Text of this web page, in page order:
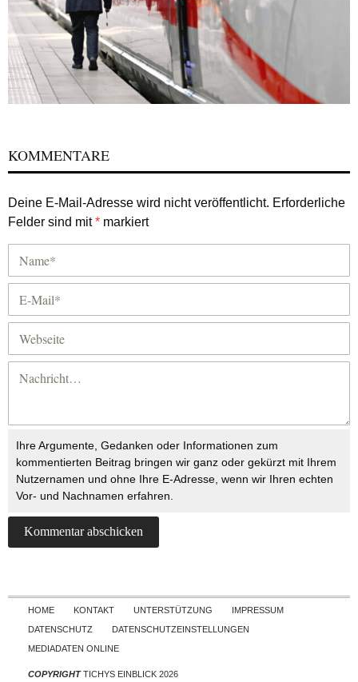
KOMMENTARE
Deine E-Mail-Adresse wird nicht veröffentlicht. Erforderliche
Felder sind mit* markiert
Ihre Argumente, Gedanken oder Informationen zum
kommentierten Beitrag bringen wir ganz oder gekürzt mit Ihrem
Nutzernamen und ohne Ihre E-Adresse, wenn wir Ihren echten
Vor- und Nachnamen erfahren.
Skip to content
HOME KONTAKT UNTERSTÜTZUNG
IMPRESSUM
DATENSCHUTZ
DATENSCHUTZEINSTELLUNGEN
MEDIADATEN ONLINE
COPYRIGHTTICHYS EINBLICK 2026